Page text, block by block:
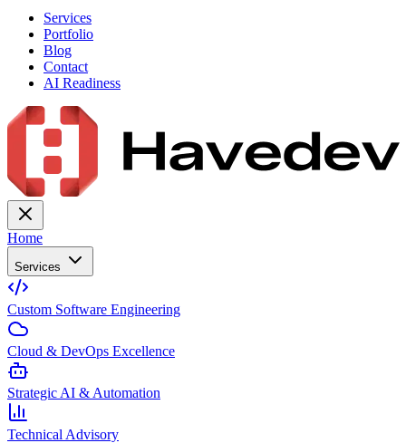
Services
Portfolio
Blog
Contact
AI Readiness
Home
Services
Custom Software Engineering
Cloud & DevOps Excellence
Strategic AI & Automation
Technical Advisory